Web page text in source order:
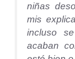
niñas
mis
incluso
acaban